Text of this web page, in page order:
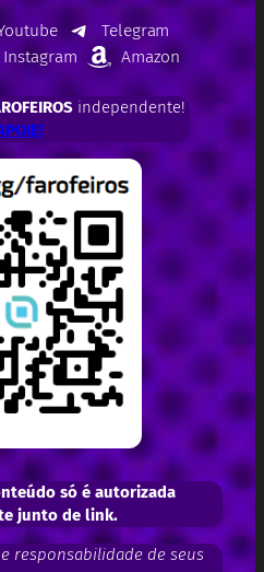
Telegram
Instagram Amazon
independente!
só é autorizada
junto de link.
responsabilidade de seus